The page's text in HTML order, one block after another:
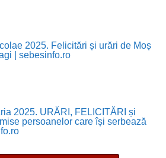
2025. Felicitări și urări de Moș
| sebesinfo.ro
2025. URĂRI, FELICITĂRI și
persoanelor care își serbează